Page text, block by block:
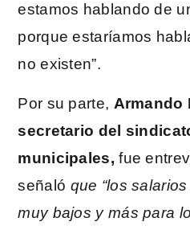
estamos hablando de
porque estaríamos
no existen”.
Por su parte, Armando
secretario del
municipales,fue
señaló que “los
muy bajos y más para